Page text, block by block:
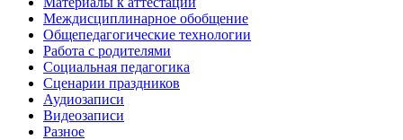
Междисциплинарное обобщение
Общепедагогические технологии
Работа с родителями
Социальная педагогика
Сценарии праздников
Аудиозаписи
Видеозаписи
Разное